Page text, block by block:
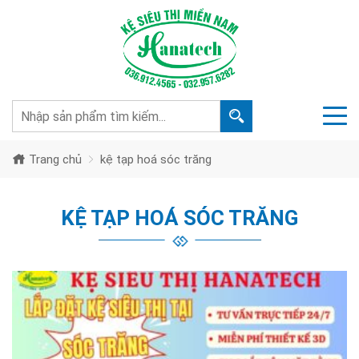
Trang chủ kệ tạp hoá sóc trăng
KỆ TẠP HOÁ SÓC TRĂNG